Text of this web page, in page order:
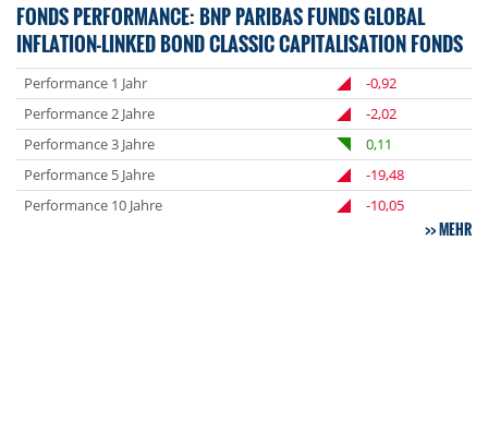
FONDS PERFORMANCE: BNP PARIBAS FUNDS GLOBAL
INFLATION-LINKED BOND CLASSIC CAPITALISATION FONDS
Performance 1 Jahr
-0,92
Performance 2 Jahre
-2,02
Performance 3 Jahre
0,11
Performance 5 Jahre
-19,48
Performance 10 Jahre
-10,05
MEHR